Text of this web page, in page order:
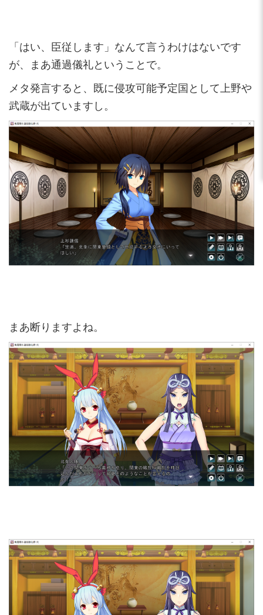
「はい、臣従します」なんて言うわけはないです
が、まあ通過儀礼ということで。
メタ発言すると、既に侵攻可能予定国として上野や
武蔵が出ていますし。
まあ断りますよね。